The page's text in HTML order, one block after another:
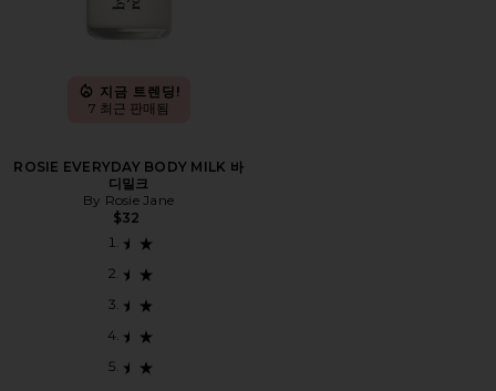
지금 트렌딩!
7 최근 판매됨
ROSIE EVERYDAY BODY MILK 바
디밀크
By Rosie Jane
$32